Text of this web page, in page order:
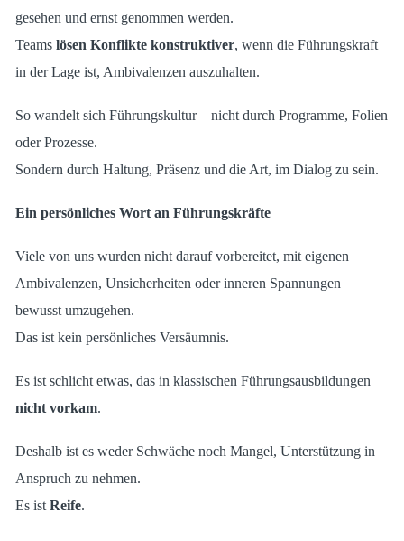
gesehen und ernst genommen werden.
Teamslösen Konflikte konstruktiver, wenn die Führungskraft
in der Lage ist, Ambivalenzen auszuhalten.
So wandelt sich Führungskultur – nicht durch Programme, Folien
oder Prozesse.
Sondern durch Haltung, Präsenz und die Art, im Dialog zu sein.
Ein persönliches Wort an Führungskräfte
Viele von uns wurden nicht darauf vorbereitet, mit eigenen
Ambivalenzen, Unsicherheiten oder inneren Spannungen
bewusst umzugehen.
Das ist kein persönliches Versäumnis.
Es ist schlicht etwas, das in klassischen Führungsausbildungen
nicht vorkam.
Deshalb ist es weder Schwäche noch Mangel, Unterstützung in
Anspruch zu nehmen.
Es istReife.